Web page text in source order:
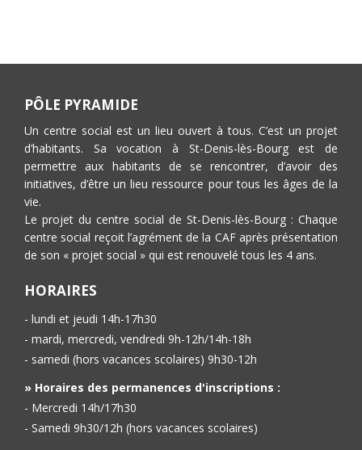
PÔLE PYRAMIDE
Un centre social est un lieu ouvert à tous. C’est un projet
d’habitants. Sa vocation à St-Denis-lès-Bourg est de
permettre aux habitants de se rencontrer, d’avoir des
initiatives, d’être un lieu ressource pour tous les âges de la
vie.
Le projet du centre social de St-Denis-lès-Bourg : Chaque
centre social reçoit l’agrément de la CAF après présentation
de son « projet social » qui est renouvelé tous les 4 ans.
HORAIRES
- lundi et jeudi 14h-17h30
- mardi, mercredi, vendredi 9h-12h/14h-18h
- samedi (hors vacances scolaires) 9h30-12h
» Horaires des permanences d'inscriptions :
- Mercredi 14h/17h30
- Samedi 9h30/12h (hors vacances scolaires)